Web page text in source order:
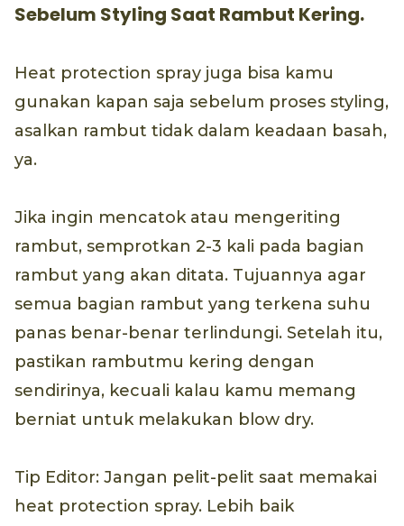
Sebelum Styling Saat Rambut Kering.
Heat protection spray juga bisa kamu
gunakan kapan saja sebelum proses styling,
asalkan rambut tidak dalam keadaan basah,
ya.
Jika ingin mencatok atau mengeriting
rambut, semprotkan 2-3 kali pada bagian
rambut yang akan ditata. Tujuannya agar
semua bagian rambut yang terkena suhu
panas benar-benar terlindungi. Setelah itu,
pastikan rambutmu kering dengan
sendirinya, kecuali kalau kamu memang
berniat untuk melakukan blow dry.
Tip Editor: Jangan pelit-pelit saat memakai
heat protection spray. Lebih baik